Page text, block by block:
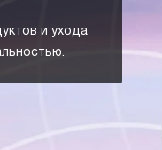
и ухода